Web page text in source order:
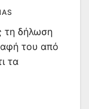
τη δήλωση
του από
τα